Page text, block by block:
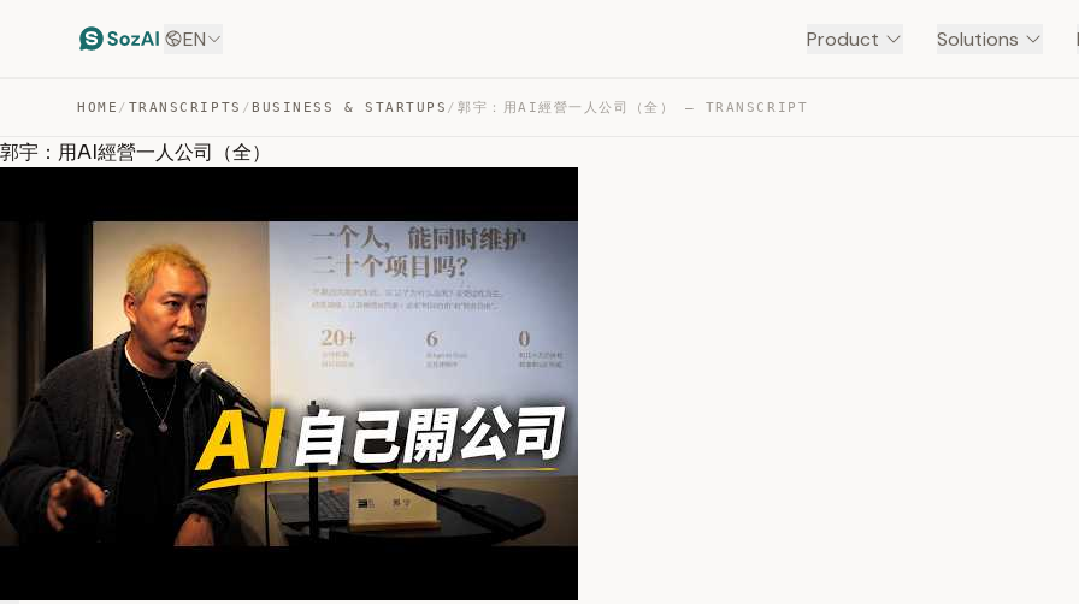
EN Product Solutions
HOME / TRANSCRIPTS / BUSINESS & STARTUPS /郭宇：用AI經營一人公司（全） — TRANSCRIPT
郭宇：用AI經營一人公司（全）